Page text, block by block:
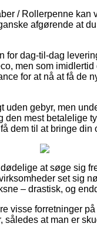
/ Rollerpenne
afgørende at
for dag-til-dag
men som
for at nå at få de
gebyr, men
mest betalelige
dem til at bringe din
at søge sig
set sig
– drastisk, og
visse forretninger
at man er